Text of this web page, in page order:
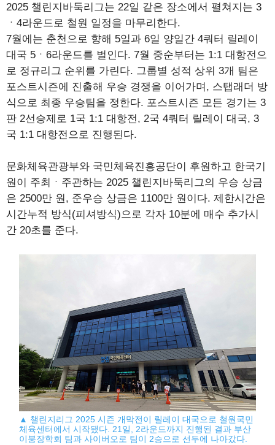
2025 챌린지바둑리그는 22일 같은 장소에서 펼쳐지는 3
ㆍ4라운드로 철원 일정을 마무리한다.
7월에는 춘천으로 향해 5일과 6일 양일간 4쿼터 릴레이
대국 5ㆍ6라운드를 벌인다. 7월 중순부터는 1:1 대항전으
로 정규리그 순위를 가린다. 그룹별 성적 상위 3개 팀은
포스트시즌에 진출해 우승 경쟁을 이어가며, 스탭래더 방
식으로 최종 우승팀을 정한다. 포스트시즌 모든 경기는 3
판 2선승제로 1국 1:1 대항전, 2국 4쿼터 릴레이 대국, 3
국 1:1 대항전으로 진행된다.
문화체육관광부와 국민체육진흥공단이 후원하고 한국기
원이 주최ㆍ주관하는 2025 챌린지바둑리그의 우승 상금
은 2500만 원, 준우승 상금은 1100만 원이다. 제한시간은
시간누적 방식(피셔방식)으로 각자 10분에 매수 추가시
간 20초를 준다.
▲ 챌린지리그 2025 시즌 개막전이 릴레이 대국으로 철원국민
체육센터에서 시작됐다. 21일, 2라운드까지 진행된 결과 부산
이붕장학회 팀과 사이버오로 팀이 2승으로 선두에 나아갔다.